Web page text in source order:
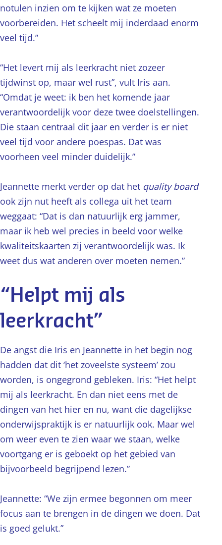
notulen inzien om te kijken wat ze moeten
voorbereiden. Het scheelt mij inderdaad enorm
veel tijd.”
“Het levert mij als leerkracht niet zozeer
tijdwinst op, maar wel rust”, vult Iris aan.
“Omdat je weet: ik ben het komende jaar
verantwoordelijk voor deze twee doelstellingen.
Die staan centraal dit jaar en verder is er niet
veel tijd voor andere poespas. Dat was
voorheen veel minder duidelijk.”
Jeannette merkt verder op dat het quality board
ook zijn nut heeft als collega uit het team
weggaat: “Dat is dan natuurlijk erg jammer,
maar ik heb wel precies in beeld voor welke
kwaliteitskaarten zij verantwoordelijk was. Ik
weet dus wat anderen over moeten nemen.”
“Helpt mij als
leerkracht”
De angst die Iris en Jeannette in het begin nog
hadden dat dit ‘het zoveelste systeem’ zou
worden, is ongegrond gebleken. Iris: “Het helpt
mij als leerkracht. En dan niet eens met de
dingen van het hier en nu, want die dagelijkse
onderwijspraktijk is er natuurlijk ook. Maar wel
om weer even te zien waar we staan, welke
voortgang er is geboekt op het gebied van
bijvoorbeeld begrijpend lezen.”
Jeannette: “We zijn ermee begonnen om meer
focus aan te brengen in de dingen we doen. Dat
is goed gelukt.”